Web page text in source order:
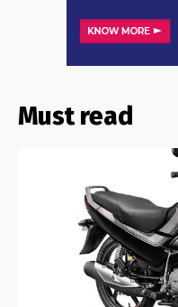
Must read